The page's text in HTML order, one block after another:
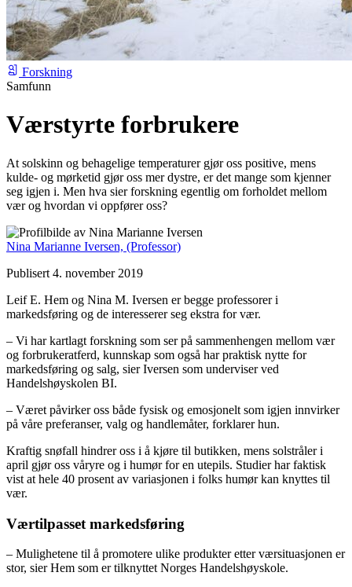
Forskning
Samfunn
Værstyrte forbrukere
At solskinn og behagelige temperaturer gjør oss positive, mens
kulde- og mørketid gjør oss mer dystre, er det mange som kjenner
seg igjen i. Men hva sier forskning egentlig om forholdet mellom
vær og hvordan vi oppfører oss?
Nina Marianne Iversen, (Professor)
Publisert 4. november 2019
Leif E. Hem og Nina M. Iversen er begge professorer i
markedsføring og de interesserer seg ekstra for vær.
– Vi har kartlagt forskning som ser på sammenhengen mellom vær
og forbrukeratferd, kunnskap som også har praktisk nytte for
markedsføring og salg, sier Iversen som underviser ved
Handelshøyskolen BI.
– Været påvirker oss både fysisk og emosjonelt som igjen innvirker
på våre preferanser, valg og handlemåter, forklarer hun.
Kraftig snøfall hindrer oss i å kjøre til butikken, mens solstråler i
april gjør oss våryre og i humør for en utepils. Studier har faktisk
vist at hele 40 prosent av variasjonen i folks humør kan knyttes til
vær.
Værtilpasset markedsføring
– Mulighetene til å promotere ulike produkter etter værsituasjonen er
stor, sier Hem som er tilknyttet Norges Handelshøyskole.